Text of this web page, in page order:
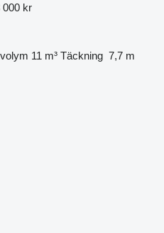
000 kr
11 m³ Täckning 7,7 m